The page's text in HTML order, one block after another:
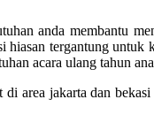
anda membantu
tergantung untuk
acara ulang tahun
area jakarta dan